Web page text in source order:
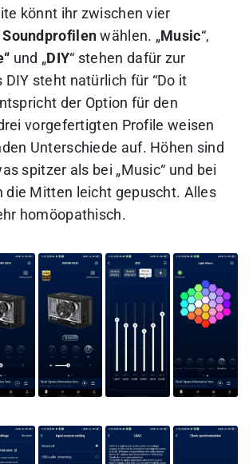
könnt ihr zwischen vier
Soundprofilen wählen. „Music“,
und „DIY“ stehen dafür zur
DIY steht natürlich für “Do it
der Option für den
vorgefertigten Profile weisen
Unterschiede auf. Höhen sind
spitzer als bei „Music“ und bei
die Mitten leicht gepuscht. Alles
homöopathisch.